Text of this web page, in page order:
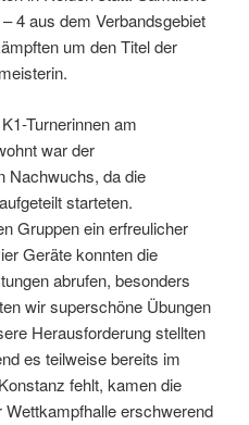
4 aus dem Verbandsgebiet
um den Titel der
Turnerinnen am
war der
Nachwuchs, da die
starteten.
Gruppen ein erfreulicher
Geräte konnten die
abrufen, besonders
wir superschöne Übungen
Herausforderung stellten
es teilweise bereits im
fehlt, kamen die
Wettkampfhalle erschwerend